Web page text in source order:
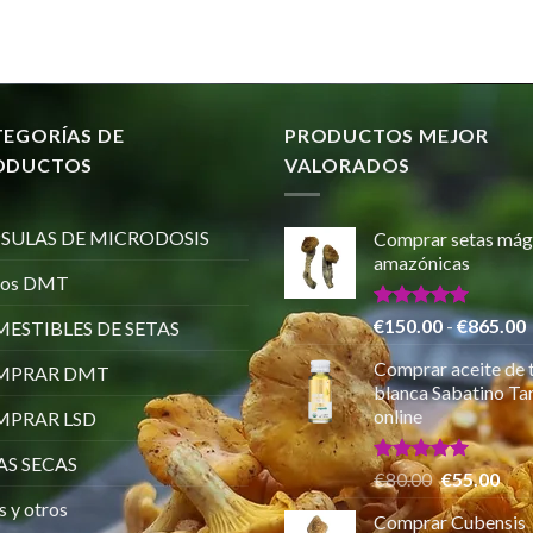
DE
DE MICRODOSIS
DMT
DE SETAS
DMT
LSD
SECAS
y otros
PRODUCTOS MEJOR
VALORADOS
Comprar setas
amazónicas
Valorado
con5.00
de 5
€150.00 -€865.00
Comprar aceite de
blanca Sabatino
online
Valorado
con5.00
de 5
€80.00 El
precio
original
€55.00El
Comprar Cubensis